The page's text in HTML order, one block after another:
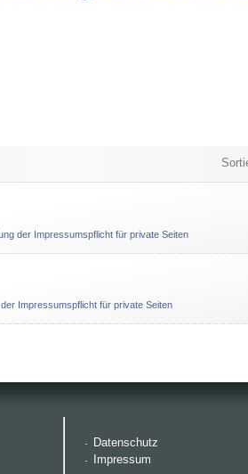
der Impressumspflicht für private Seiten
Impressumspflicht für private Seiten
Datenschutz
Impressum